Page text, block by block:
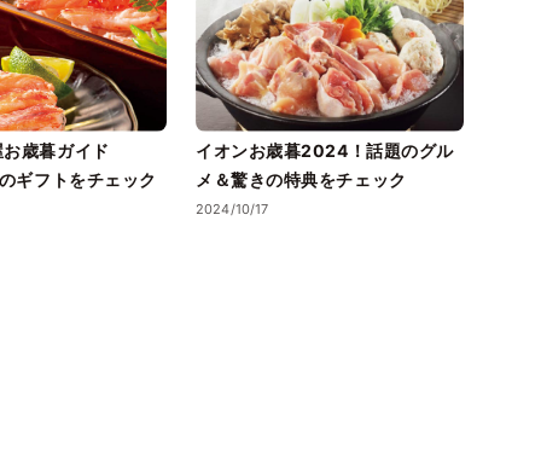
歳暮ガイド
ギフトをチェック
イオンお歳暮2024！話題のグル
メ＆驚きの特典をチェック
2024/10/17